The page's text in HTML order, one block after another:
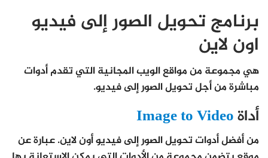
برنامج تحويل الصور إلى فيديو
اون لاين
هي مجموعة من مواقع الويب المجانية التي تقدم أدوات
مباشرة من أجل تحويل الصور إلى فيديو.
أداةImage to Video
من أفضل أدوات تحويل الصور إلى فيديو أون لاين. عبارة عن